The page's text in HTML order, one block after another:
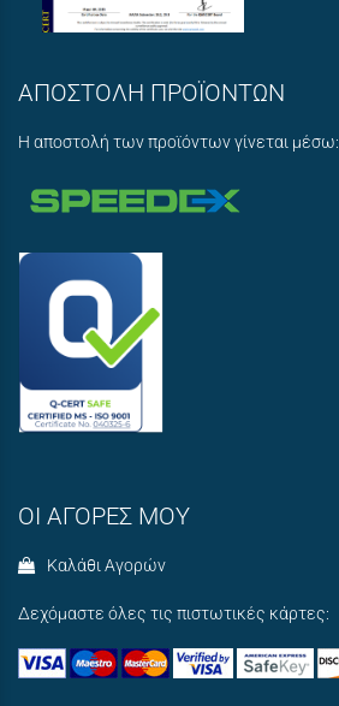
ΑΠΟΣΤΟΛΗ ΠΡΟΪΟΝΤΩΝ
Η αποστολή των προϊόντων γίνεται μέσω:
ΟΙ ΑΓΟΡΕΣ ΜΟΥ
Καλάθι Αγορών
Δεχόμαστε όλες τις πιστωτικές κάρτες: